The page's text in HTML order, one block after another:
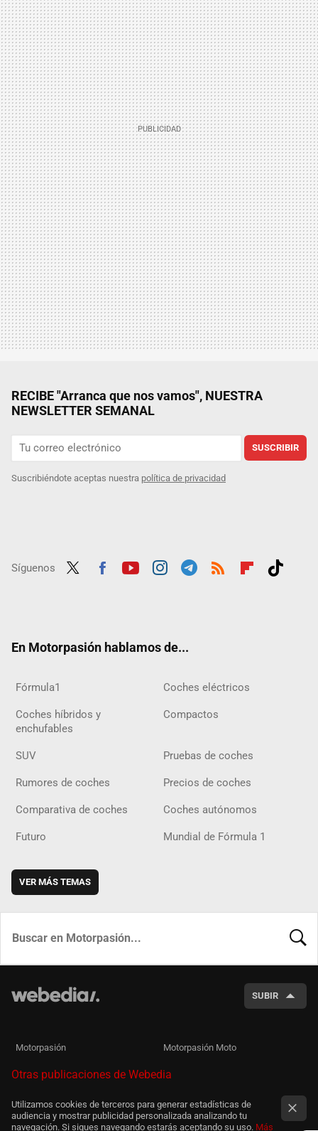
RECIBE "Arranca que nos vamos", NUESTRA
NEWSLETTER SEMANAL
SUSCRIBIR
Suscribiéndote aceptas nuestra política de privacidad
Síguenos
En Motorpasión hablamos de...
Fórmula1 Coches eléctricos
Coches híbridos y
enchufables
Compactos
SUV Pruebas de coches
Rumores de coches Precios de coches
Comparativa de coches Coches autónomos
Futuro Mundial de Fórmula 1
VER MÁS TEMAS
SUBIR
Motorpasión Motorpasión Moto
Otras publicaciones de Webedia
Utilizamos cookies de terceros para generar estadísticas de
audiencia y mostrar publicidad personalizada analizando tu
navegación. Si sigues navegando estarás aceptando su uso. Más